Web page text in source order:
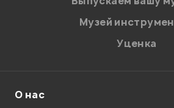
Отправить
Музей
Уценка
О нас